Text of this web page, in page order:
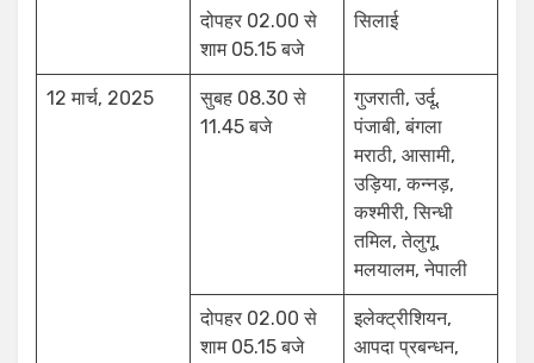
दोपहर 02.00 से
शाम 05.15 बजे
सिलाई
12 मार्च, 2025
सुबह 08.30 से
11.45 बजे
गुजराती, उर्दू,
पंजाबी, बंगला
मराठी, आसामी,
उड़िया, कन्नड़,
कश्मीरी, सिन्धी
तमिल, तेलुगू,
मलयालम, नेपाली
दोपहर 02.00 से
शाम 05.15 बजे
इलेक्ट्रीशियन,
आपदा प्रबन्धन,